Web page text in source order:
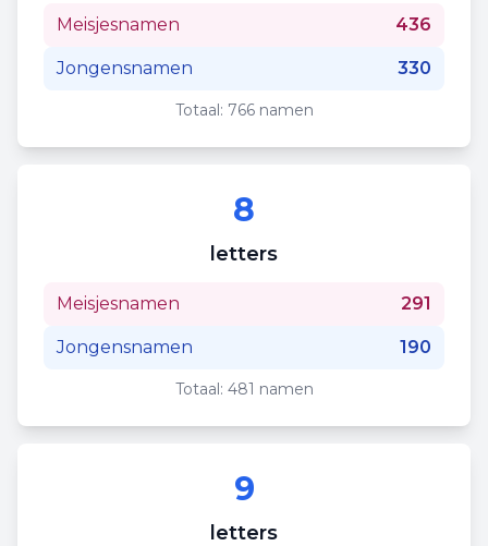
Meisjesnamen 436
Jongensnamen 330
Totaal: 766namen
8
letters
Meisjesnamen 291
Jongensnamen 190
Totaal: 481 namen
9
letters